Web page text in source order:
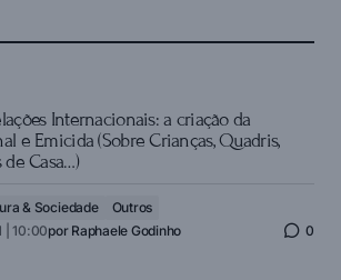
Internacionais: a criação da
e Emicida (Sobre Crianças, Quadris,
de Casa…)
& Sociedade
Outros
| 10:00por Raphaele Godinho 0